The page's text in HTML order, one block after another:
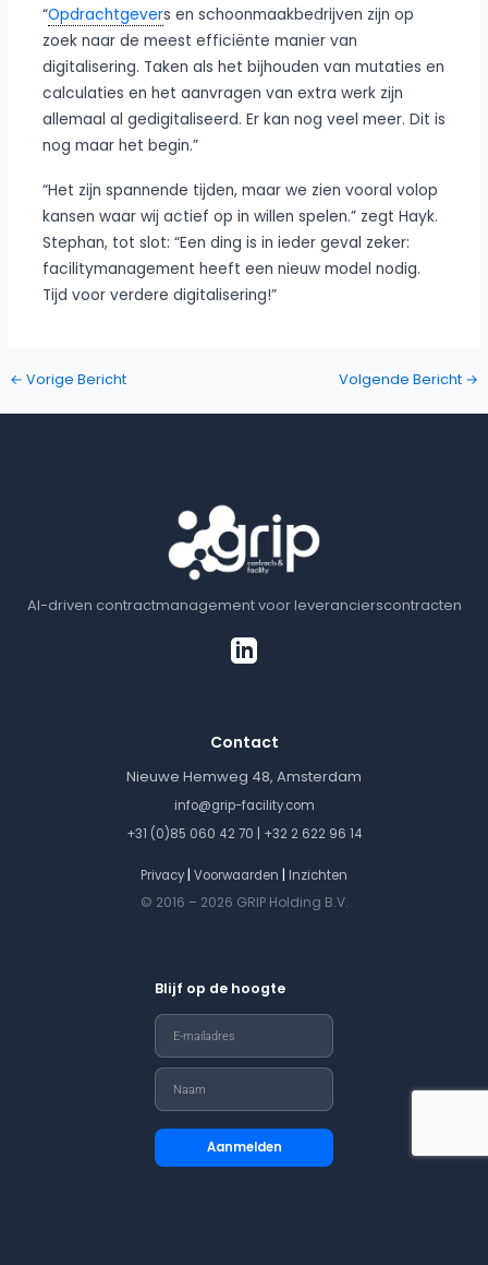
“Opdrachtgevers en schoonmaakbedrijven zijn op
zoek naar de meest efficiënte manier van
digitalisering. Taken als het bijhouden van mutaties en
calculaties en het aanvragen van extra werk zijn
allemaal al gedigitaliseerd. Er kan nog veel meer. Dit is
nog maar het begin.”
“Het zijn spannende tijden, maar we zien vooral volop
kansen waar wij actief op in willen spelen.” zegt Hayk.
Stephan, tot slot: “Een ding is in ieder geval zeker:
facilitymanagement heeft een nieuw model nodig.
Tijd voor verdere digitalisering!”
← Vorige Bericht Volgende Bericht →
AI-driven contractmanagement voor leverancierscontracten
Contact
Nieuwe Hemweg 48, Amsterdam
info@grip-facility.com
+31 (0)85 060 42 70 | +32 2 622 96 14
Privacy| Voorwaarden | Inzichten
© 2016 – 2026 GRIP Holding B.V.
Blijf op de hoogte